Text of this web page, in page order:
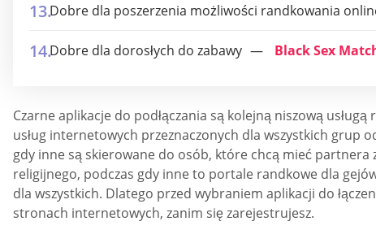
Dobre dla poszerzenia możliwości randkowania
Dobre dla dorosłych do zabawy Black Sex
Czarne aplikacje do podłączania są kolejną niszową
usług internetowych przeznaczonych dla wszystkich
gdy inne są skierowane do osób, które chcą mieć
religijnego, podczas gdy inne to portale randkowe dla
dla wszystkich. Dlatego przed wybraniem aplikacji do
stronach internetowych, zanim się zarejestrujesz.